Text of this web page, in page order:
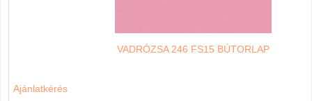
VADRÓZSA 246 FS15 BÚTORLAP
Ajánlatkérés